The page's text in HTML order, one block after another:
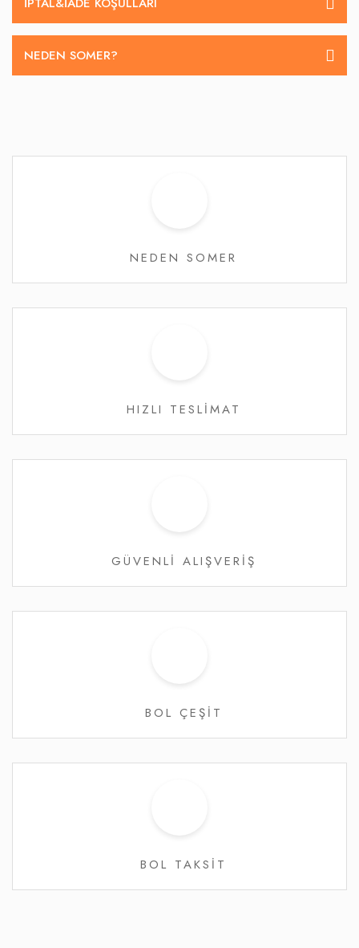
NEDEN SOMER?
NEDEN SOMER
HIZLI TESLİMAT
GÜVENLİ ALIŞVERİŞ
BOL ÇEŞİT
BOL TAKSİT